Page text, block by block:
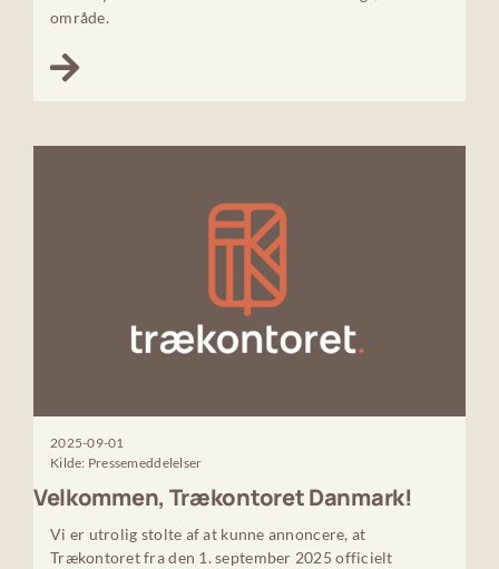
område.
2025-09-01
Kilde: Pressemeddelelser
Velkommen, Trækontoret Danmark!
Vi er utrolig stolte af at kunne annoncere, at
Trækontoret fra den 1. september 2025 officielt